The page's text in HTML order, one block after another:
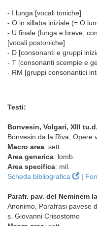
- I lunga [vocali toniche]
- O in sillaba iniziale (= O
- U finale (lunga e breve,
[vocali postoniche]
- D [consonanti e gruppi
- T [consonanti scempie e
- RM [gruppi consonantici
Testi:
Bonvesin, Volgari, XIII
Bonvesin da la Riva, Opere
Macro area: sett.
Area generica: lomb.
Area specifica: mil.
Scheda bibliografica
|
Parafr. pav. del Neminem
Anonimo, Parafrasi pavese
s. Giovanni Crisostomo